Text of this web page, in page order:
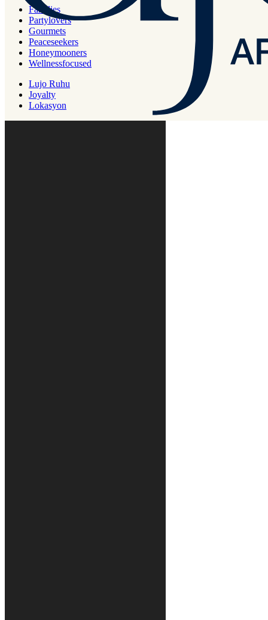
Families
Partylovers
Gourmets
Peaceseekers
Honeymooners
Wellnessfocused
Lujo Ruhu
Joyalty
Lokasyon